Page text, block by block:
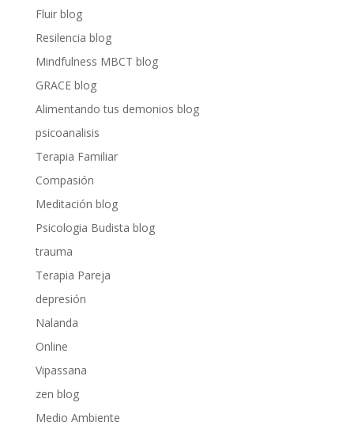
Fluir blog
Resilencia blog
Mindfulness MBCT blog
GRACE blog
Alimentando tus demonios blog
psicoanalisis
Terapia Familiar
Compasión
Meditación blog
Psicologia Budista blog
trauma
Terapia Pareja
depresión
Nalanda
Online
Vipassana
zen blog
Medio Ambiente